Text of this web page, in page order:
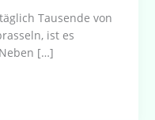
Tausende von
ist es
[…]